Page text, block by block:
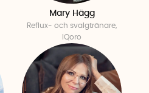
Mary Hägg
Reflux- och svalgtränare,
IQoro